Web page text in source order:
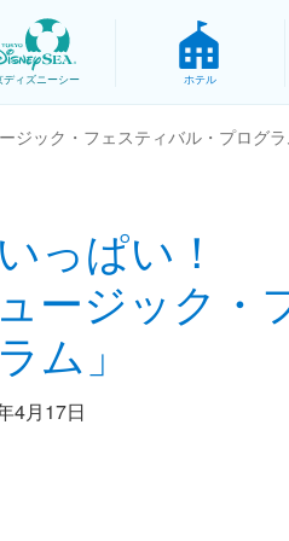
ディズニーシー ホテル
ジック・フェスティバル・プログ
っぱい！
ージック・
ム」
4月17日